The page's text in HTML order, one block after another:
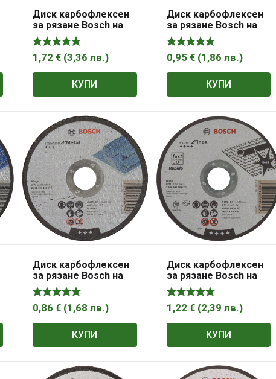
Диск карбофлексен
за рязане Bosch на
камък и неметали
125×22.23×2.5 мм,
Expert for Stone
1,72 € (3,36 лв.)
КУПИ
Диск карбофлексен
за рязане Bosch на
метал 125×22.23×1.6
мм, Standard for
Metal
0,95 € (1,86 лв.)
КУПИ
Диск карбофлексен
за рязане Bosch на
метал 125×22.23×2.5
мм, Standard for
Metal
0,86 € (1,68 лв.)
КУПИ
Диск карбофлексен
за рязане Bosch на
неръждаема
стомана 125 мм,
22.23 мм, 1 мм, Expert
1,22 € (2,39 лв.)
КУПИ